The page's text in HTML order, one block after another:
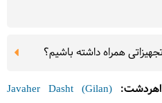
همراه داشته باشیم؟
(Javaher Dasht (Gilan